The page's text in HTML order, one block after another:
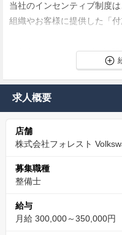
当社のインセンティブ制度
組織やお客様に提供した「付
✨平均インセンティブ：年
✨最高支給実績：年間138万
リニューアル後の集客力向
れるチャンスがあります。
分）とこのインセンティブ
現実的なキャリアパスとし
る。
✅キャリアのビジョン
求人概要
店舗
株式会社フォレスト
募集職種
整備士
給与
月給 300,000～350,000円